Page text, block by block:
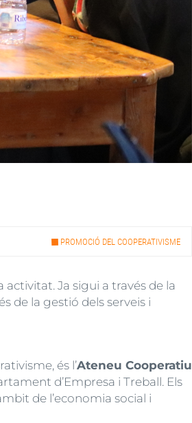
PROMOCIÓ DEL COOPERATIVISME
Ja sigui a través de la
de la gestió dels serveis i
és l’Ateneu Cooperatiu
d’Empresa i Treball. Els
de l’economia social i